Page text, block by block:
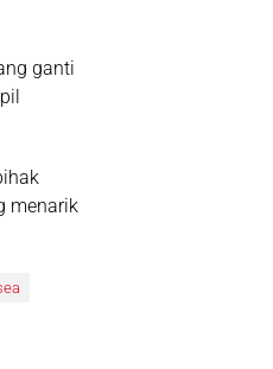
ganti
menarik